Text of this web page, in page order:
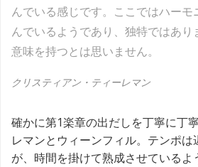
んでいる感じです。ここではハー
んでいるようであり、独特ではあ
意味を持つとは思いません。
クリスティアン・ティーレマン
確かに第1楽章の出だしを丁寧に丁
レマンとウィーンフィル。テンポ
が、時間を掛けて熟成させているよ